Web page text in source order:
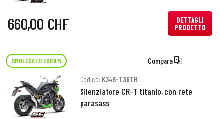
660,00 CHF
DETTAGLI
PRODOTTO
OMOLOGATO EURO 5 Compara
Codice: K34B-T36TR
Silenziatore CR-T titanio, con rete
parasassi